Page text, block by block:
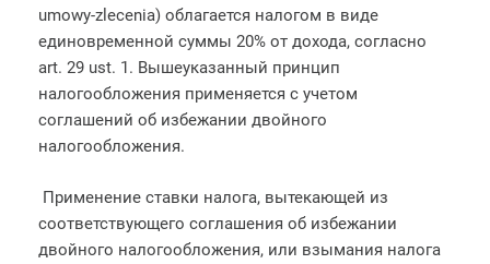
umowy-zlecenia) облагается налогом в виде
единовременной суммы 20% от дохода, согласно
art. 29 ust. 1. Вышеуказанный принцип
налогообложения применяется с учетом
соглашений об избежании двойного
налогообложения.
Применение ставки налога, вытекающей из
соответствующего соглашения об избежании
двойного налогообложения, или взымания налога